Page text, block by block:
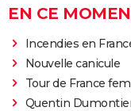
EN CE
Incendies en
Nouvelle canicule
Tour de France
Quentin